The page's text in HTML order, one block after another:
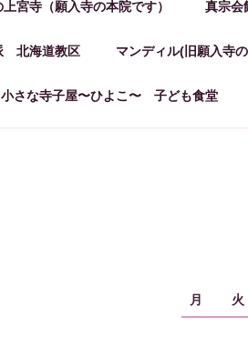
上宮寺（願入寺の本院です） 真宗会
北海道教区 マンディル(旧願入寺
小さな寺子屋〜ひよこ〜 子ども食堂
月
火